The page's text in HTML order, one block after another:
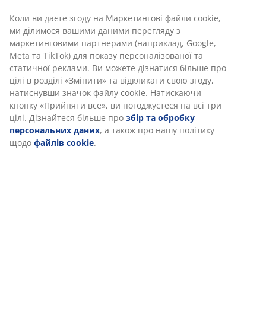
Доставка
Коли ви даєте згоду на Маркетингові файли cookie,
ми ділимося вашими даними перегляду з
маркетинговими партнерами (наприклад, Google,
Meta та TikTok) для показу персоналізованої та
статичної реклами. Ви можете дізнатися більше про
цілі в розділі «Змінити» та відкликати свою згоду,
натиснувши значок файлу cookie. Натискаючи
кнопку «Прийняти все», ви погоджуєтеся на всі три
цілі. Дізнайтеся більше про збір та обробку
персональних даних, а також про нашу політику
щодо файлів cookie.